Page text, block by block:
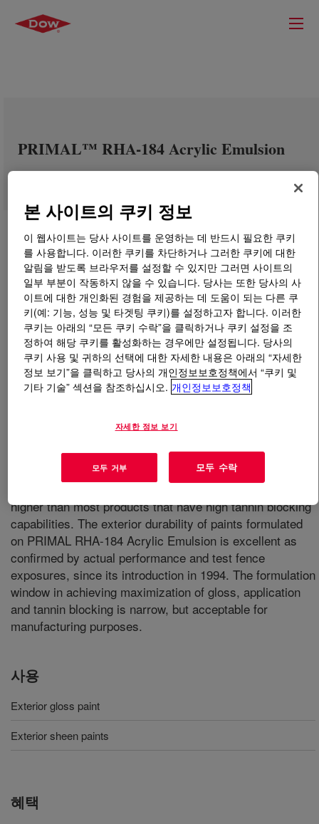
PRIMAL™ RHA-184 Acrylic Emulsion
무엇입니까 PRIMAL™ RHA-184 Acrylic Emulsion?
100% acrylic polymer that has been developed in
can be applied directly over most surfaces. The product
excellent performance over new timber, as well as
previously painted surfaces. Paints formulated on
PRIMAL RHA-184 Acrylic Emulsion offer a level of gloss
higher than most products that have high tannin blocking
capabilities. The exterior durability of paints formulated
on PRIMAL RHA-184 Acrylic Emulsion is excellent as
confirmed by actual performance and test fence
exposures, since its introduction in 1994. The formulation
window in achieving maximization of gloss, application
and tannin blocking is narrow, but acceptable for
manufacturing purposes.
사용
Exterior gloss paint
Exterior sheen paints
혜택
본 사이트의 쿠키 정보
이 웹사이트는 당사 사이트를 운영하는 데 반드시 필요한 쿠키
를 사용합니다. 이러한 쿠키를 차단하거나 그러한 쿠키에 대한
알림을 받도록 브라우저를 설정할 수 있지만 그러면 사이트의
일부 부분이 작동하지 않을 수 있습니다. 당사는 또한 당사의 사
이트에 대한 개인화된 경험을 제공하는 데 도움이 되는 다른 쿠
키(예: 기능, 성능 및 타겟팅 쿠키)를 설정하고자 합니다. 이러한
쿠키는 아래의 “모든 쿠키 수락”을 클릭하거나 쿠키 설정을 조
정하여 해당 쿠키를 활성화하는 경우에만 설정됩니다. 당사의
쿠키 사용 및 귀하의 선택에 대한 자세한 내용은 아래의 “자세한
정보 보기”을 클릭하고 당사의 개인정보보호정책에서 “쿠키 및
기타 기술” 섹션을 참조하십시오. 개인정보보호정책
자세한 정보 보기
모두 거부 모두 수락